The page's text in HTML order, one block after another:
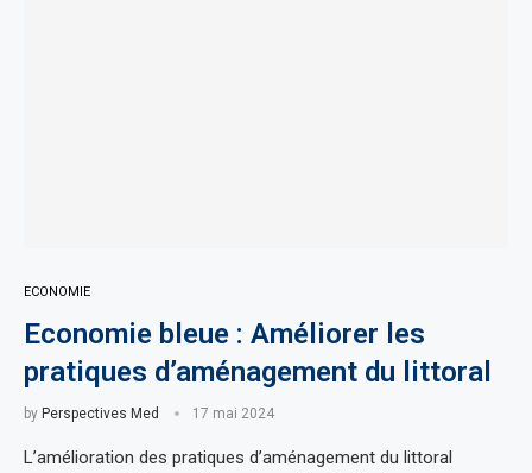
ECONOMIE
Economie bleue : Améliorer les
pratiques d’aménagement du littoral
by Perspectives Med 17 mai 2024
L’amélioration des pratiques d’aménagement du littoral